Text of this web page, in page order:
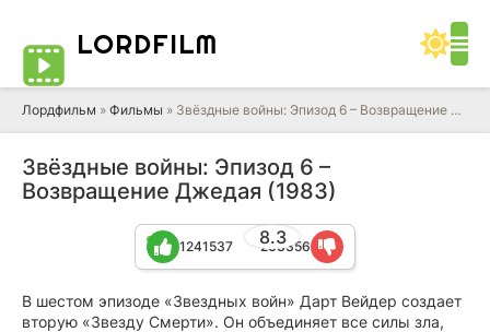
LORDFILM
Лордфильм » Фильмы » Звёздные войны: Эпизод 6 – Возвращение Джедая
Звёздные войны: Эпизод 6 –
Возвращение Джедая (1983)
8.3
1241537 263356
В шестом эпизоде «Звездных войн» Дарт Вейдер создает
вторую «Звезду Смерти». Он объединяет все силы зла,